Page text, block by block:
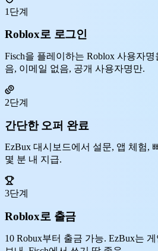
1단계
Roblox로 로그인
Fisch을 플레이하는 Roblox 사용자
음, 이메일 없음, 공개 사용자명만.
2단계
간단한 오퍼 완료
EzBux 대시보드에서 설문, 앱 체험,
몇 분 내 지급.
3단계
Roblox로 출금
10 Robux부터 출금 가능. EzBux는